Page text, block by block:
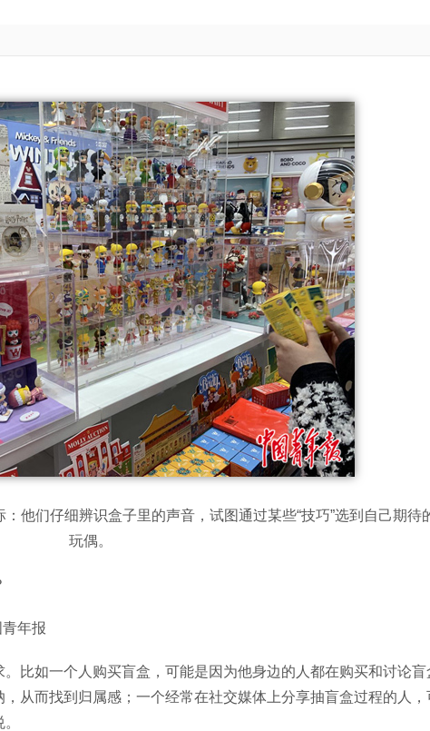
他们仔细辨识盒子里的声音，试图通过某些“技巧”选到自己期待
玩偶。
年报
比如一个人购买盲盒，可能是因为他身边的人都在购买和讨论盲
从而找到归属感；一个经常在社交媒体上分享抽盲盒过程的人，